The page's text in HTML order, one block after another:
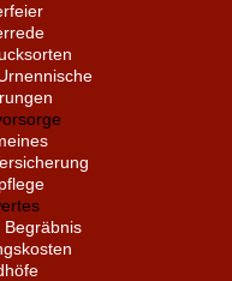
Begräbnis